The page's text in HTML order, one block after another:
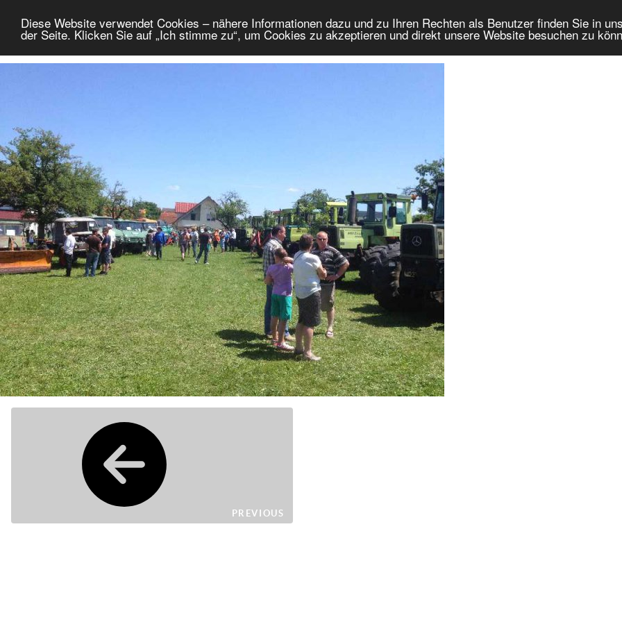
Diese Website verwendet Cookies – nähere Informationen dazu und zu Ihren Rechten als Benutzer finden Sie in
der Seite. Klicken Sie auf „Ich stimme zu“, um Cookies zu akzeptieren und direkt unsere Website besuchen zu
PREVIOUS